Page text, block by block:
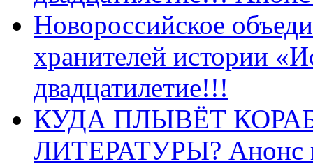
Новороссийское
хранителей истории
двадцатилетие!!!
КУДА ПЛЫВЁТ
ЛИТЕРАТУРЫ? Анонс